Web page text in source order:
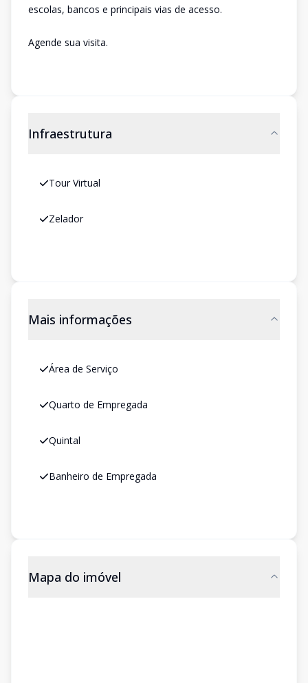
escolas, bancos e principais vias de acesso.
Agende sua visita.
Infraestrutura
Tour Virtual
Zelador
Mais informações
Área de Serviço
Quarto de Empregada
Quintal
Banheiro de Empregada
Mapa do imóvel